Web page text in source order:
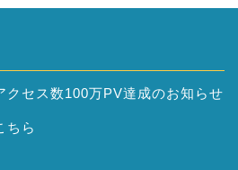
クセス数100万PV達成のお知らせ
ちら